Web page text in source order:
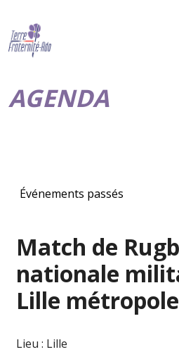
AGENDA
Événements passés
Match de
nationale
Lille
Lieu : Lille